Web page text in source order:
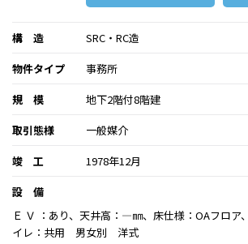
構 造
SRC・RC造
物件タイプ
事務所
規 模
地下2階付8階建
取引態様
一般媒介
竣 工
1978年12月
設 備
Ｅ Ｖ ：あり、天井高：―㎜、床仕様：OAフロア
イレ：共用 男女別 洋式